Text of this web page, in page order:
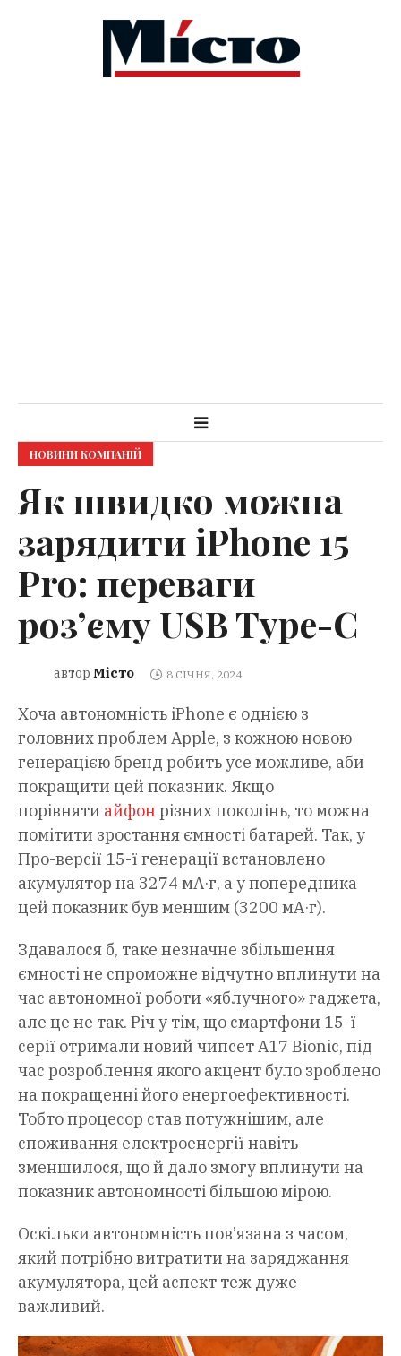
НОВИНИ КОМПАНІЙ
Як швидко можна
зарядити iPhone 15
Pro: переваги
роз’єму USB Type-C
автор Місто 8 СІЧНЯ, 2024
Хоча автономність iPhone є однією з
головних проблем Apple, з кожною новою
генерацією бренд робить усе можливе, аби
покращити цей показник. Якщо
порівняти айфон різних поколінь, то можна
помітити зростання ємності батарей. Так, у
Про-версії 15-ї генерації встановлено
акумулятор на 3274 мА·г, а у попередника
цей показник був меншим (3200 мА·г).
Здавалося б, таке незначне збільшення
ємності не спроможне відчутно вплинути на
час автономної роботи «яблучного» гаджета,
але це не так. Річ у тім, що смартфони 15-ї
серії отримали новий чипсет A17 Bionic, під
час розроблення якого акцент було зроблено
на покращенні його енергоефективності.
Тобто процесор став потужнішим, але
споживання електроенергії навіть
зменшилося, що й дало змогу вплинути на
показник автономності більшою мірою.
Оскільки автономність пов’язана з часом,
який потрібно витратити на заряджання
акумулятора, цей аспект теж дуже
важливий.